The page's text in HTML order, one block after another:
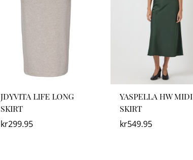
JDYVITA LIFE LONG
SKIRT
kr299.95
YASPELLA HW MIDI
SKIRT
kr549.95